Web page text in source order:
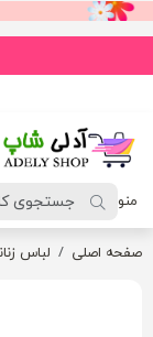
منو
صفحه اصلی لباس